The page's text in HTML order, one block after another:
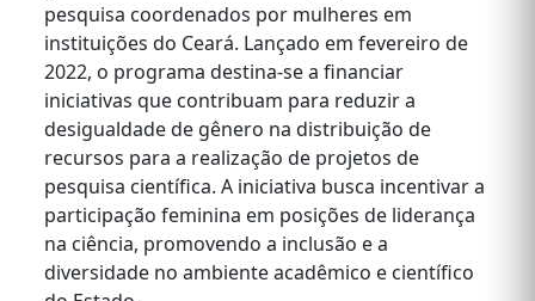
pesquisa coordenados por mulheres em
instituições do Ceará. Lançado em fevereiro de
2022, o programa destina-se a financiar
iniciativas que contribuam para reduzir a
desigualdade de gênero na distribuição de
recursos para a realização de projetos de
pesquisa científica. A iniciativa busca incentivar a
participação feminina em posições de liderança
na ciência, promovendo a inclusão e a
diversidade no ambiente acadêmico e científico